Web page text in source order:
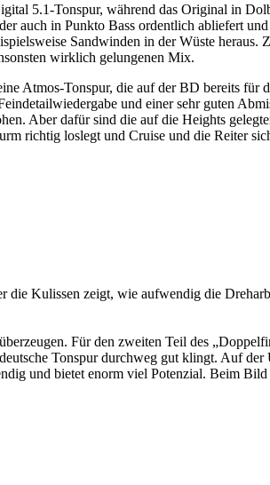
5.1-Tonspur, während das Original in
auch in Punkto Bass ordentlich abliefert
Sandwinden in der Wüste
wirklich gelungenen Mix.
Atmos-Tonspur, die auf der BD bereits für
und einer sehr guten
Aber dafür sind die auf die Heights
richtig loslegt und Cruise und die Reiter
Kulissen zeigt, wie aufwendig die
Für den zweiten Teil des
Tonspur durchweg gut klingt. Auf
und bietet enorm viel Potenzial. Beim Bild